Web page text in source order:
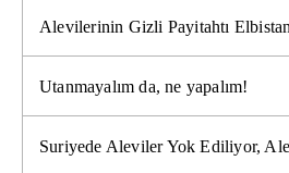
Alevilerinin Gizli Payitahtı
Utanmayalım da, ne yapalım!
Suriyede Aleviler Yok Ediliyor,